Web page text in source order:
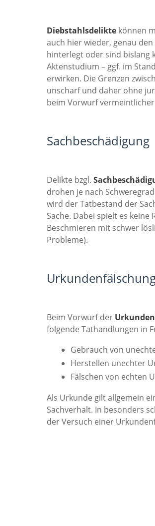
Diebstahlsdelikte können
auch hier wieder, genau
hinterlegt oder sind bislang
Aktenstudium – ggf. im
erwirken. Die Grenzen
unscharf und daher ohne
beim Vorwurf
Sachbeschädigung
Delikte bzgl.
drohen je nach
wird der Tatbestand der
Sache. Dabei spielt es
Beschmieren mit schwer
Probleme).
Beim Vorwurf der
folgende Tathandlungen in
Gebrauch von
Herstellen unechter
Fälschen von echten
Als Urkunde gilt allgemein
Sachverhalt. In besonders
der Versuch einer